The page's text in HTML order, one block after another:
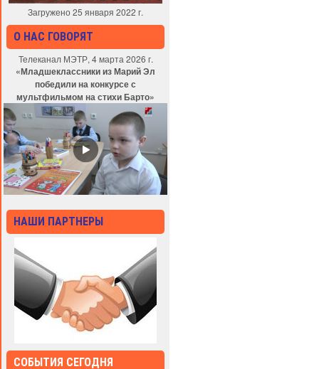
Загружено 25 января 2022 г.
О НАС ГОВОРЯТ
Телеканал МЭТР, 4 марта 2026 г.
«Младшеклассники из Марий Эл
победили на конкурсе с
мультфильмом на стихи Барто»
НАШИ ПАРТНЕРЫ
СОБЫТИЯ СЕГОДНЯ